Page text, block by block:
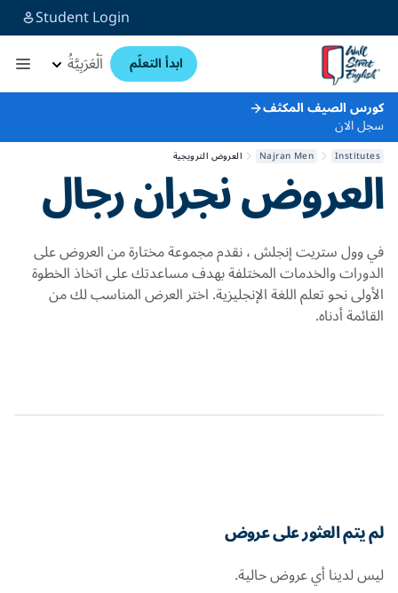
Student Login
ابدأ التعلّم اَلْعَرَبِيَّةُ
كورس الصيف المكثف
سجل الان
Institutes
Najran Men العروض الترويجيةالعروضنجران رجال
في وول ستريت إنجلش ، نقدم مجموعة مختارة من العروض على
الدورات والخدمات المختلفة بهدف مساعدتك على اتخاذ الخطوة
الأولى نحو تعلم اللغة الإنجليزية. اختر العرض المناسب لك من
القائمة أدناه.
لم يتم العثور على عروض
ليس لدينا أي عروض حالية.